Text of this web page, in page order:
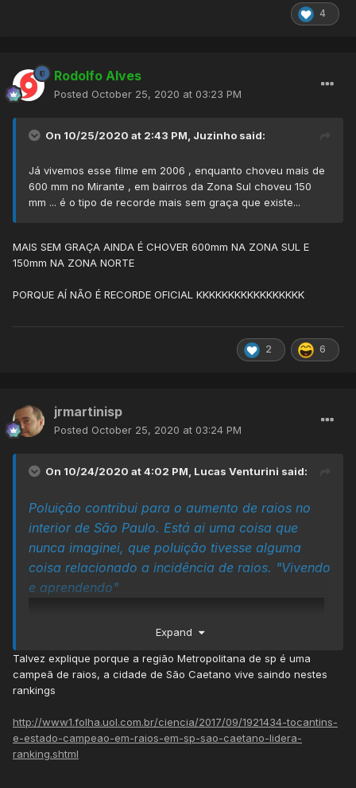
4
Rodolfo Alves
Posted October 25, 2020 at 03:23 PM
On 10/25/2020 at 2:43 PM, Juzinho said:
Já vivemos esse filme em 2006 , enquanto choveu mais de
600 mm no Mirante , em bairros da Zona Sul choveu 150
mm ... é o tipo de recorde mais sem graça que existe...
MAIS SEM GRAÇA AINDA É CHOVER 600mm NA ZONA SUL E
150mm NA ZONA NORTE
PORQUE AÍ NÃO É RECORDE OFICIAL KKKKKKKKKKKKKKKKK
2 6
jrmartinisp
Posted October 25, 2020 at 03:24 PM
On 10/24/2020 at 4:02 PM, Lucas Venturini said:
Poluição contribui para o aumento de raios no
interior de São Paulo. Está ai uma coisa que
nunca imaginei, que poluição tivesse alguma
coisa relacionado a incidência de raios. "Vivendo
e aprendendo"
Expand
Talvez explique porque a região Metropolitana de sp é uma
campeã de raios, a cidade de São Caetano vive saindo nestes
rankings
http://www1.folha.uol.com.br/ciencia/2017/09/1921434-tocantins-
e-estado-campeao-em-raios-em-sp-sao-caetano-lidera-
ranking.shtml